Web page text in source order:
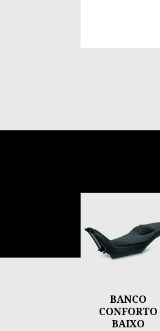
BANCO
CONFORTO
BAIXO
Item